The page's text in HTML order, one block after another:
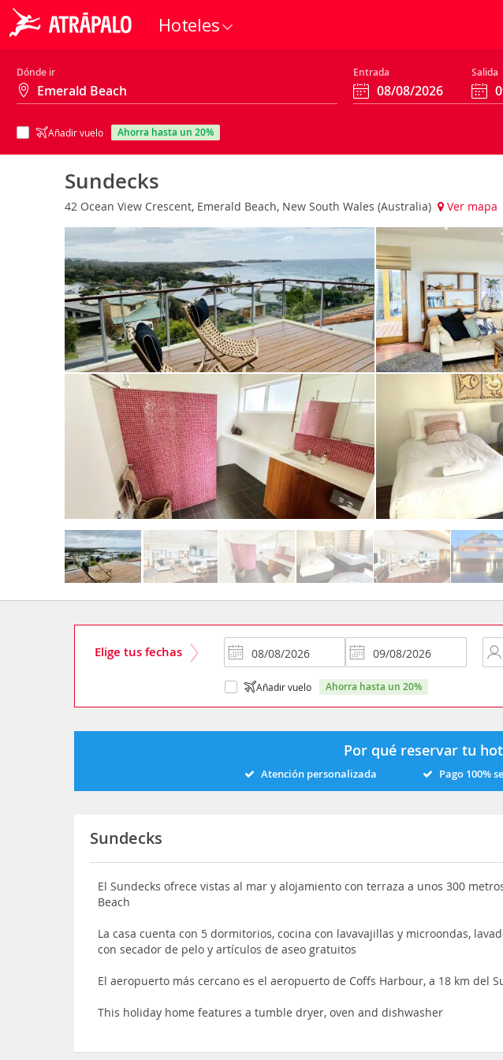
Hoteles
Dónde ir Entrada Salida
Añadir vuelo ahorra hasta un 20%
Sundecks
42 Ocean View Crescent, Emerald Beach, New South Wales (Australia) Ver mapa
Elige tus fechas
Añadir vuelo ahorra hasta un 20%
Por qué reservar tu
Atención personalizada Pago 100%
Sundecks
El Sundecks ofrece vistas al mar y alojamiento con terraza a unos 300
Beach
La casa cuenta con 5 dormitorios, cocina con lavavajillas y microondas,
con secador de pelo y artículos de aseo gratuitos
El aeropuerto más cercano es el aeropuerto de Coffs Harbour, a 18 km del
This holiday home features a tumble dryer, oven and dishwasher